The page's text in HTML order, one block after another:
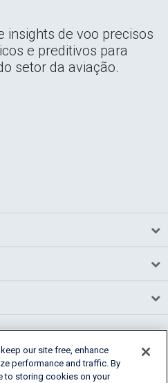
insights de voo precisos
e preditivos para
setor da aviação.
our site free, enhance
performance and traffic. By
to storing cookies on your